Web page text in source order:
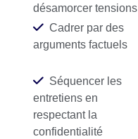
désamorcer tensions
Cadrer par des
arguments factuels
Séquencer les
entretiens en
respectant la
confidentialité